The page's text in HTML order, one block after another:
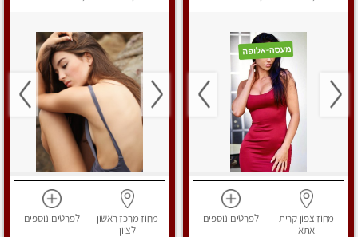
מחוז צפוןקרית
אתא
לפרטים נוספים מחוז מרכזראשון
לציון
לפרטים נוספים